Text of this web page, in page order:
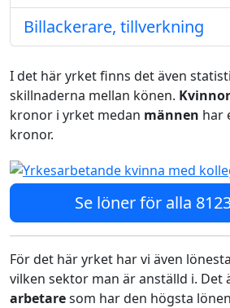
Billackerare, tillverkning
I det här yrket finns det även
skillnaderna mellan könen. Kvinnor
kronor i yrket medan männen har
kronor.
Se löner för alla
För det här yrket har vi även
vilken sektor man är anställd i. Det
arbetaresom har den högsta